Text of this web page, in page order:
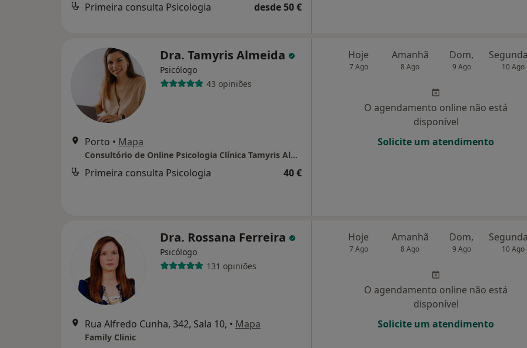
Primeira consulta Psicologia desde 50 €
Dra. Tamyris Almeida
Psicólogo
43 opiniões
Porto • Mapa
Consultório de Online Psicologia Clínica Tamyris Almeida
Primeira consulta Psicologia 40 €
Hoje
7 Ago
Amanhã
8 Ago
Dom,
9 Ago 10 Ago
O agendamento online não está
disponível
Solicite um atendimento
Dra. Rossana Ferreira
Psicólogo
131 opiniões
Rua Alfredo Cunha, 342, Sala 10, • Mapa
Family Clinic
Hoje
7 Ago
Amanhã
8 Ago
Dom,
9 Ago 10 Ago
O agendamento online não está
disponível
Solicite um atendimento